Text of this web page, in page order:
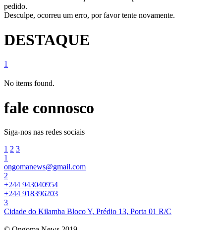
pedido.
Desculpe, ocorreu um erro, por favor tente novamente.
DESTAQUE
1
No items found.
fale connosco
Siga-nos nas redes sociais
1 2 3
1
ongomanews@gmail.com
2
+244 943040954
+244 918396203
3
Cidade do Kilamba Bloco Y, Prédio 13, Porta 01 R/C